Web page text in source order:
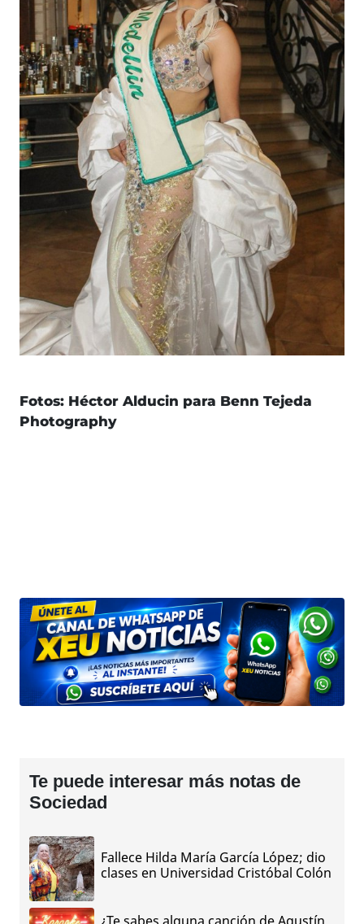
Fotos: Héctor Alducin para Benn Tejeda
Photography
Te puede interesar más notas de
Sociedad
Fallece Hilda María García López; dio
clases en Universidad Cristóbal Colón